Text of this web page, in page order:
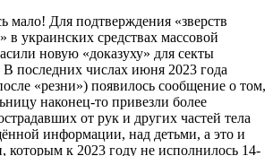
мало! Для подтверждения «зверств
в украинских средствах массовой
новую «доказуху» для секты
В последних числах июня 2023 года
«резни») появилось сообщение о том,
наконец-то привезли более
от рук и других частей тела
информации, над детьми, а это и
которым к 2023 году не исполнилось 14-